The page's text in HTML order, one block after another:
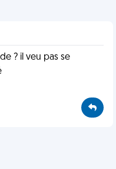
? il veu pas se